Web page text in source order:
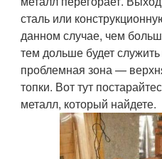
сталь или
данном случае, чем
тем дольше будет
проблемная зона —
топки. Вот тут
металл, который найдете.